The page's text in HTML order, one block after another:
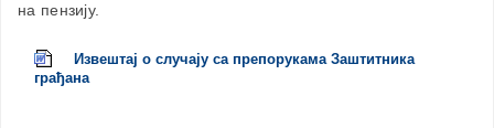
на пензију.
Извештај о случају са препорукама Заштитника
грађана